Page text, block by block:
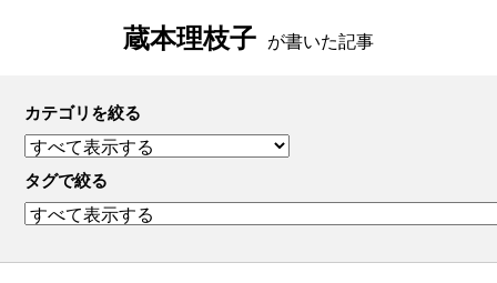
蔵本理枝子 が書いた記事
カテゴリを絞る
タグで絞る